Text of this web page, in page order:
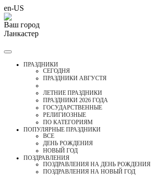
en-US
Ваш город
Ланкастер
ПРАЗДНИКИ
CЕГОДНЯ
ПРАЗДНИКИ АВГУСТЯ
ЛЕТНИЕ ПРАЗДНИКИ
ПРАЗДНИКИ 2026 ГОДА
ГОСУДАРСТВЕННЫЕ
РЕЛИГИОЗНЫЕ
ПО КАТЕГОРИЯМ
ПОПУЛЯРНЫЕ ПРАЗДНИКИ
ВСЕ
ДЕНЬ РОЖДЕНИЯ
НОВЫЙ ГОД
ПОЗДРАВЛЕНИЯ
ПОЗДРАВЛЕНИЯ НА ДЕНЬ РОЖДЕНИЯ
ПОЗДРАВЛЕНИЯ НА НОВЫЙ ГОД